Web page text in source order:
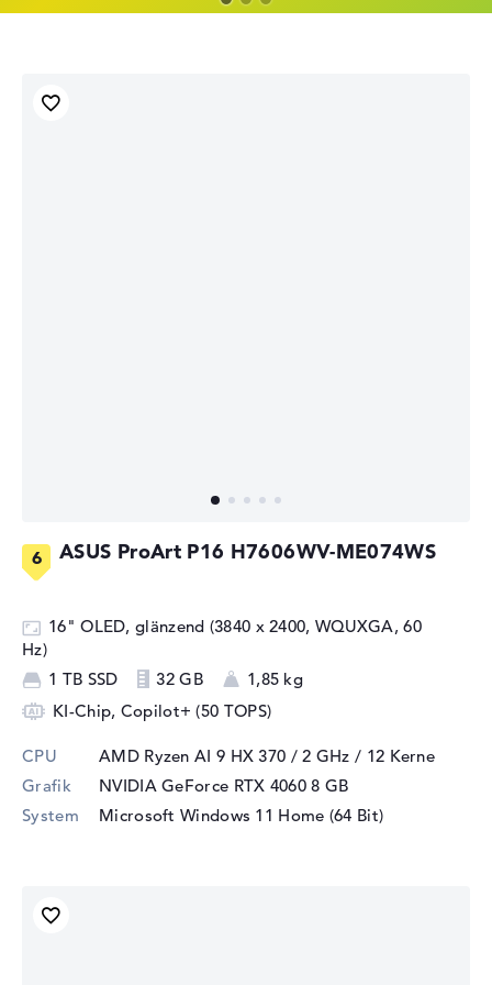
ASUS ProArt P16 H7606WV-ME074WS
16" OLED, glänzend (3840 x 2400, WQUXGA, 60
Hz)
1 TB SSD
32 GB
1,85 kg
KI-Chip, Copilot+ (50 TOPS)
CPU AMD Ryzen AI 9 HX 370 / 2 GHz / 12 Kerne
Grafik
NVIDIA GeForce RTX 40608 GB
System
Microsoft Windows 11 Home (64 Bit)